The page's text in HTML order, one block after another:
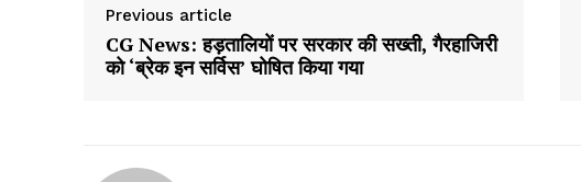
Previous article
CG News: हड़तालियों पर सरकार की सख्ती, गैरहाजिरी
को ‘ब्रेक इन सर्विस’ घोषित किया गया